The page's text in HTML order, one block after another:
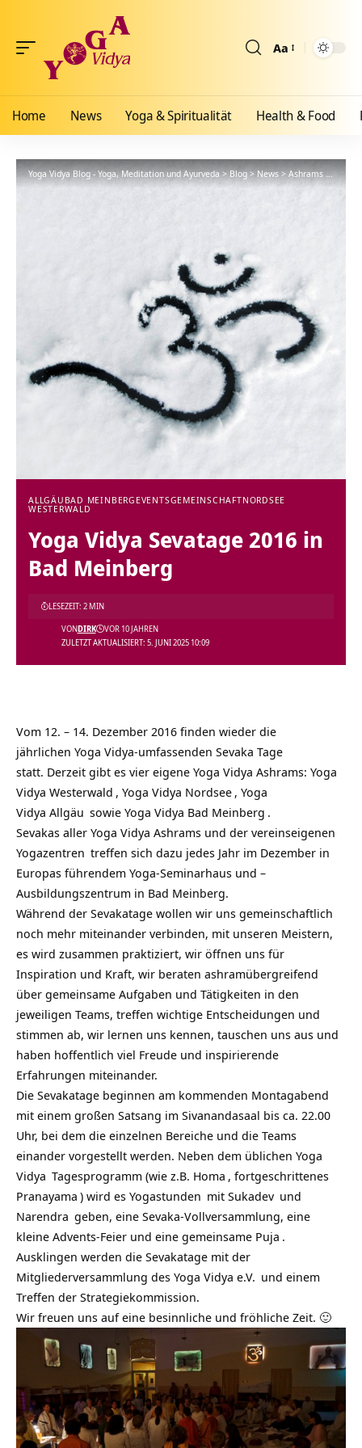
Aa
Home News Yoga & Spiritualität Health & Food
Yoga Vidya Blog - Yoga, Meditation und Ayurveda>Blog>News>Ashrams> Allgäu
ALLGÄU BAD MEINBERG EVENTSGEMEINSCHAFTNORDSEE
WESTERWALD
Yoga Vidya Sevatage 2016 in
Bad Meinberg
ZULETZT AKTUALISIERT: 5. JUNI 2025 10:09
VONDIRK VOR 10 JAHREN
LESEZEIT: 2 MIN
Vom 12. – 14. Dezember 2016 finden wieder die
jährlichen Yoga Vidya-umfassenden Sevaka Tage
statt. Derzeit gibt es vier eigene Yoga Vidya Ashrams: Yoga
Vidya Westerwald , Yoga Vidya Nordsee , Yoga
Vidya Allgäu sowie Yoga Vidya Bad Meinberg .
Sevakas aller Yoga Vidya Ashrams und der vereinseigenen
Yogazentren treffen sich dazu jedes Jahr im Dezember in
Europas führendem Yoga-Seminarhaus und –
Ausbildungszentrum in Bad Meinberg.
Während der Sevakatage wollen wir uns gemeinschaftlich
noch mehr miteinander verbinden, mit unseren Meistern,
es wird zusammen praktiziert, wir öffnen uns für
Inspiration und Kraft, wir beraten ashramübergreifend
über gemeinsame Aufgaben und Tätigkeiten in den
jeweiligen Teams, treffen wichtige Entscheidungen und
stimmen ab, wir lernen uns kennen, tauschen uns aus und
haben hoffentlich viel Freude und inspirierende
Erfahrungen miteinander.
Die Sevakatage beginnen am kommenden Montagabend
mit einem großen Satsang im Sivanandasaal bis ca. 22.00
Uhr, bei dem die einzelnen Bereiche und die Teams
einander vorgestellt werden. Neben dem üblichen Yoga
Vidya Tagesprogramm (wie z.B. Homa , fortgeschrittenes
Pranayama ) wird es Yogastunden mit Sukadev und
Narendra geben, eine Sevaka-Vollversammlung, eine
kleine Advents-Feier und eine gemeinsame Puja .
Ausklingen werden die Sevakatage mit der
Mitgliederversammlung des Yoga Vidya e.V. und einem
Treffen der Strategiekommission.
Wir freuen uns auf eine besinnliche und fröhliche Zeit. 🙂